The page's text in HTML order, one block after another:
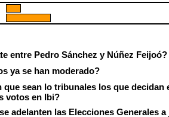
entre Pedro Sánchez y Núñez Feijoó?
ya se han moderado?
que sean lo tribunales los que decidan
votos en Ibi?
adelanten las Elecciones Generales